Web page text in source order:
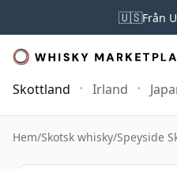
🇺🇸Från
Skottland Irland
Hem/Skotsk whisky/Speyside